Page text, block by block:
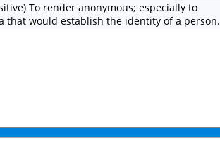
To render anonymous; especially to
that would establish the identity of a person.